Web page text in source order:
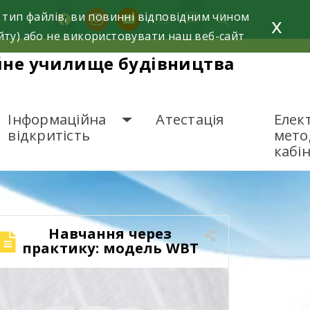
facebookinstagramyoutube
училище будівництва
Інформаційна
відкритість
Атестація
Навчання через
практику: модель WBT
у дії
файлів, ви повинні відповідним чином
або не використовувати наш веб-сайт
x